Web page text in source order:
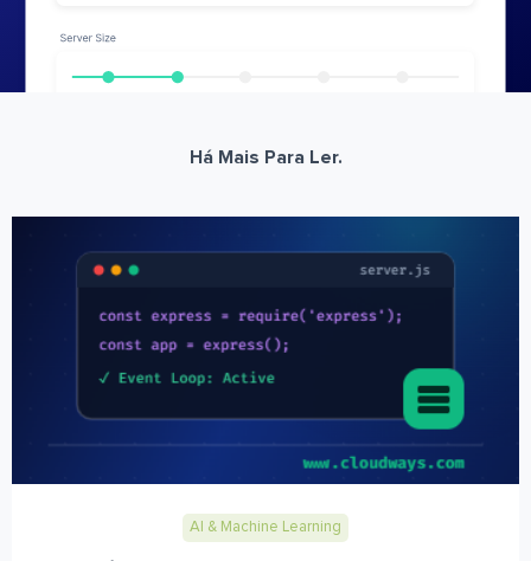
Há Mais Para Ler.
AI & Machine Learning